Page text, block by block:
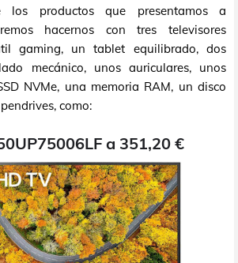
los productos que presentamos a
hacernos con tres televisores
gaming, un tablet equilibrado, dos
mecánico, unos auriculares, unos
NVMe, una memoria RAM, un disco
como:
a 351,20 €